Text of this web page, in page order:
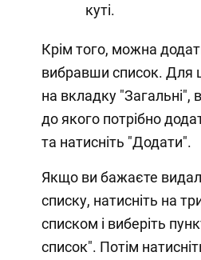
куті.
Крім того, можна
вибравши список. Для
на вкладку "Загальні",
до якого потрібно
та натисніть "Додати".
Якщо ви бажаєте
списку, натисніть на
списком і виберіть
список". Потім